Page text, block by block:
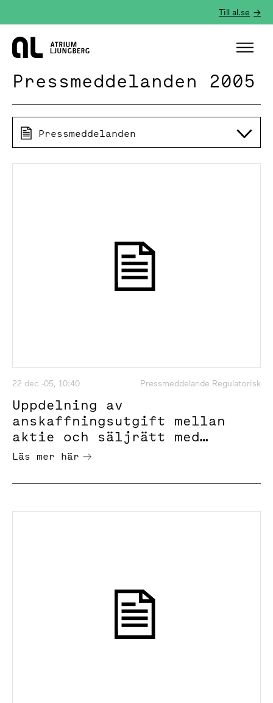
Till al.se
Hem
Pressmeddelanden 2005
Pressmeddelanden
22 dec -05, 10:40 Pressmeddelande Regulatorisk
Uppdelning av
anskaffningsutgift mellan
aktie och säljrätt med
anledning av
återköpserbjudande 2005
Läs mer här